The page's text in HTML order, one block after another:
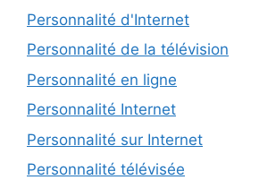
Personnalité d'Internet
Personnalité de la télévision
Personnalité en ligne
Personnalité Internet
Personnalité sur Internet
Personnalité télévisée